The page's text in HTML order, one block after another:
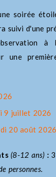
soirée
suivi d'une
une
9 juillet 2026
20 août 2026
(8-12 ans) :
personnes.